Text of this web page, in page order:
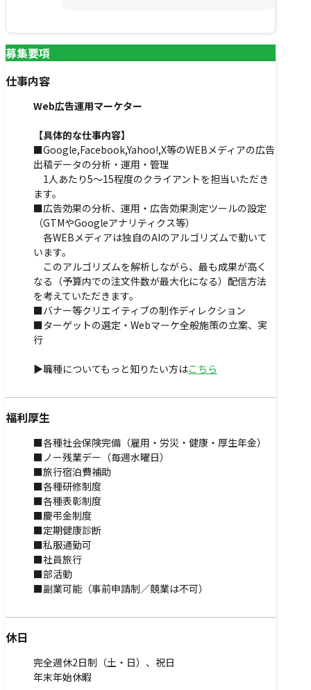
募集要項
仕事内容
Web広告運用マーケター
【具体的な仕事内容】
■Google,Facebook,Yahoo!,X等のWEBメディアの広告
出稿データの分析・運用・管理
1人あたり5～15程度のクライアントを担当いただき
ます。
■広告効果の分析、運用・広告効果測定ツールの設定
（GTMやGoogleアナリティクス等）
各WEBメディアは独自のAIのアルゴリズムで動いて
います。
このアルゴリズムを解析しながら、最も成果が高く
なる（予算内での注文件数が最大化になる）配信方法
を考えていただきます。
■バナー等クリエイティブの制作ディレクション
■ターゲットの選定・Webマーケ全般施策の立案、実
行
▶職種についてもっと知りたい方はこちら
福利厚生
■各種社会保険完備（雇用・労災・健康・厚生年金）
■ノー残業デー（毎週水曜日）
■旅行宿泊費補助
■各種研修制度
■各種表彰制度
■慶弔金制度
■定期健康診断
■私服通勤可
■社員旅行
■部活動
■副業可能（事前申請制／競業は不可）
休日
完全週休2日制（土・日）、祝日
年末年始休暇